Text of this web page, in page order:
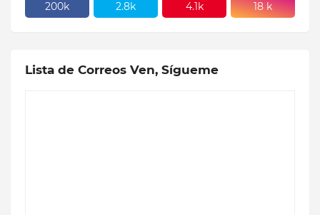
200k 2.8k 4.1k 18 k
Lista de Correos Ven, Sígueme